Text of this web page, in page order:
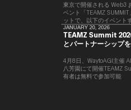
東京で開催される Web3
ベント「TEAMZ
ットで、以下のイベント
だけます。
JANUARY 20, 2026
TEAMZ Summit
とパートナーシップ
4月8日、WaytoAGI主催
八芳園にて開催TEAMZ
有者は無料で参加可能